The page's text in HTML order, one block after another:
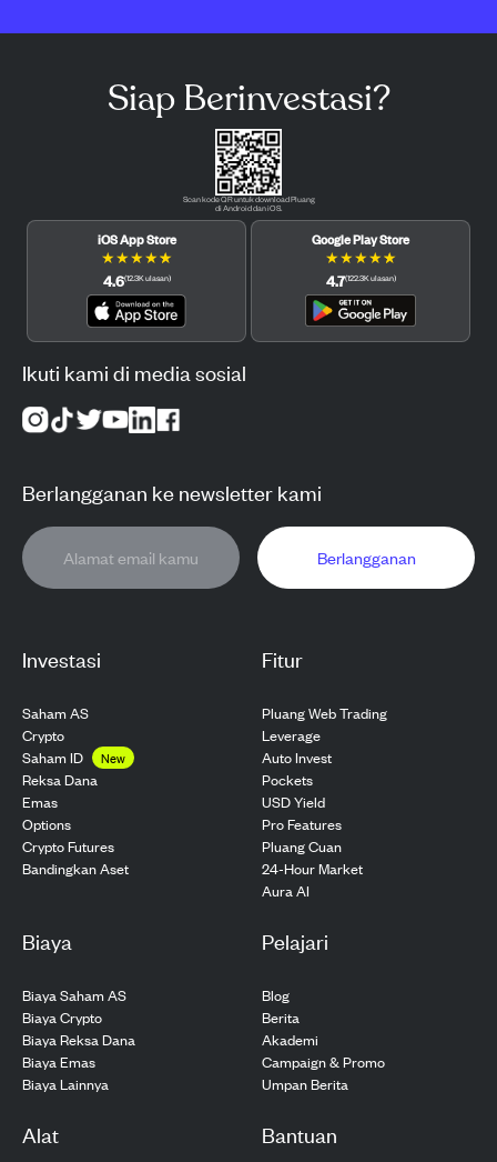
Investasi
Saham AS
Crypto
Saham ID
New
Reksa Dana
Emas
Options
Crypto Futures
Bandingkan Aset
Fitur
Pluang Web Trading
Leverage
Auto Invest
Pockets
USD Yield
Pro Features
Pluang Cuan
24-Hour Market
Aura AI
Biaya
Biaya Saham AS
Biaya Crypto
Biaya Reksa Dana
Biaya Emas
Biaya Lainnya
Pelajari
Blog
Berita
Akademi
Campaign & Promo
Umpan Berita
Alat Bantuan
Siap Berinvestasi?
Scan kode QR untuk download Pluang
di Android dan iOS.
iOS App Store
★★★★★
4.6(12.3Kulasan)
Google Play Store
★★★★★
4.7(122.3Kulasan)
Ikuti kami di media sosial
Berlangganan ke newsletter kami
Berlangganan